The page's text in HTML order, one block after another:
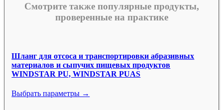
Смотрите также популярные продукты,
проверенные на практике
Шланг для отсоса и транспортировки абразивных
материалов и сыпучих пищевых продуктов
WINDSTAR PU, WINDSTAR PUAS
Выбрать параметры →